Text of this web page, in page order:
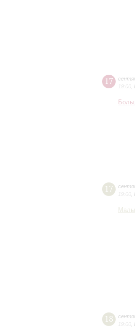
17
19:00
17
19:00
18
19:00